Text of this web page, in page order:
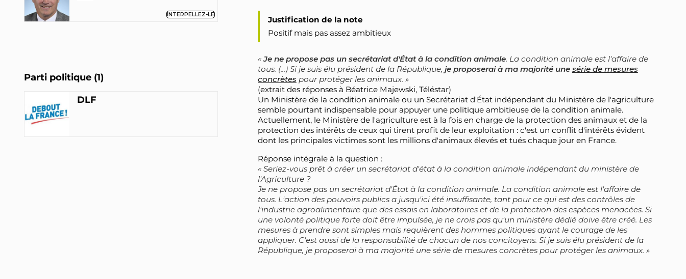
INTERPELLEZ-LE
Parti politique (1)
DLF
Justification de la note
Positif mais pas assez ambitieux
Je ne propose pas un secrétariat d'État à la condition animale. La condition animale est l'affaire de
tous. (...) Si je suis élu président de la République, je proposerai à ma majorité une série de mesures
concrètespour protéger les animaux.
(extrait des réponses à Béatrice Majewski, Téléstar)
Un Ministère de la condition animale ou un Secrétariat d'État indépendant du Ministère de l'agriculture
semble pourtant indispensable pour appuyer une politique ambitieuse de la condition animale.
Actuellement, le Ministère de l'agriculture est à la fois en charge de la protection des animaux et de la
protection des intérêts de ceux qui tirent profit de leur exploitation : c'est un conflit d'intérêts évident
dont les principales victimes sont les millions d'animaux élevés et tués chaque jour en France.
Réponse intégrale à la question :
Seriez-vous prêt à créer un secrétariat d'état à la condition animale indépendant du ministère de
l'Agriculture ?
Je ne propose pas un secrétariat d'État à la condition animale. La condition animale est l'affaire de
tous. L'action des pouvoirs publics a jusqu'ici été insuffisante, tant pour ce qui est des contrôles de
l'industrie agroalimentaire que des essais en laboratoires et de la protection des espèces menacées. Si
une volonté politique forte doit être impulsée, je ne crois pas qu'un ministère dédié doive être créé. Les
mesures à prendre sont simples mais requièrent des hommes politiques ayant le courage de les
appliquer. C'est aussi de la responsabilité de chacun de nos concitoyens. Si je suis élu président de la
République, je proposerai à ma majorité une série de mesures concrètes pour protéger les animaux.